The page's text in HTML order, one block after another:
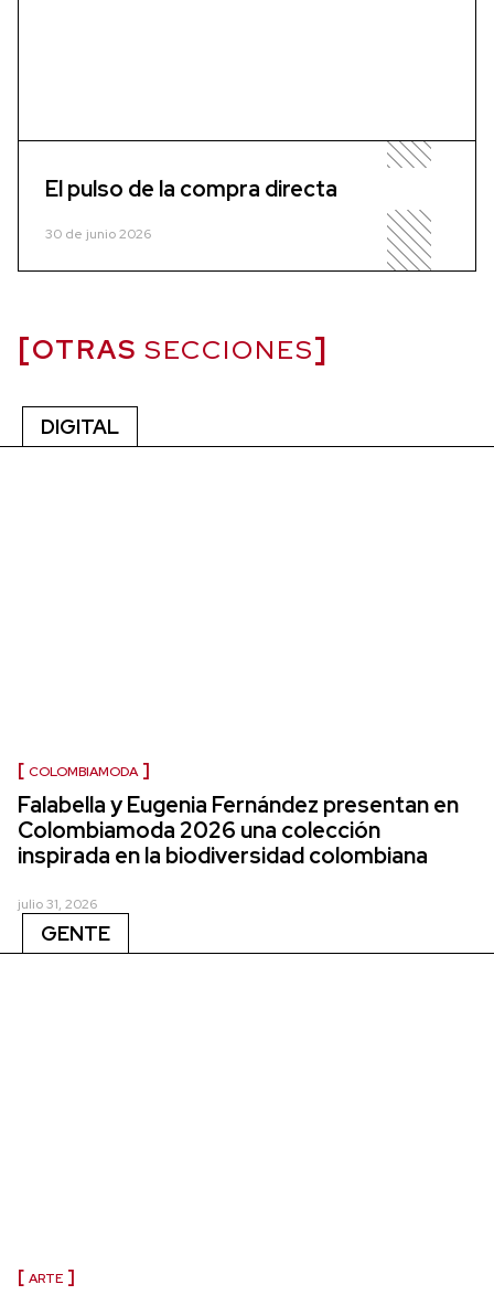
El pulso de la compra directa
30 de junio 2026
OTRAS SECCIONES
DIGITAL
COLOMBIAMODA
Falabella y Eugenia Fernández presentan en
Colombiamoda 2026 una colección
inspirada en la biodiversidad colombiana
julio 31, 2026
GENTE
ARTE